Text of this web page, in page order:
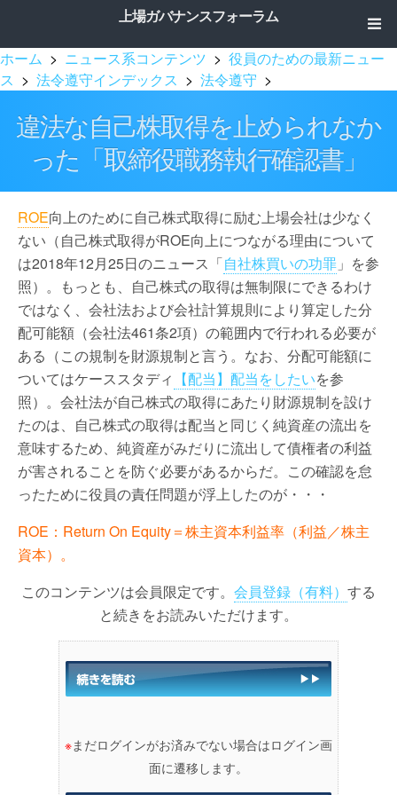
上場ガバナンスフォーラム
ホーム > ニュース系コンテンツ > 役員のための最新ニュー
ス > 法令遵守インデックス > 法令遵守 >
違法な自己株取得を止められなか
った「取締役職務執行確認書」
ROE向上のために自己株式取得に励む上場会社は少なく
ない（自己株式取得がROE向上につながる理由について
は2018年12月25日のニュース「自社株買いの功罪 」を参
照）。もっとも、自己株式の取得は無制限にできるわけ
ではなく、会社法および会社計算規則により算定した分
配可能額（会社法461条2項）の範囲内で行われる必要が
ある（この規制を財源規制と言う。なお、分配可能額に
ついてはケーススタディ 【配当】配当をしたいを参
照）。会社法が自己株式の取得にあたり財源規制を設け
たのは、自己株式の取得は配当と同じく純資産の流出を
意味するため、純資産がみだりに流出して債権者の利益
が害されることを防ぐ必要があるからだ。この確認を怠
ったために役員の責任問題が浮上したのが・・・
ROE：Return On Equity＝株主資本利益率（利益／株主
資本）。
このコンテンツは会員限定です。 会員登録（有料） する
と続きをお読みいただけます。
※まだログインがお済みでない場合はログイン画
面に遷移します。